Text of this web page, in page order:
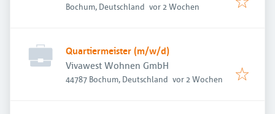
Bochum, Deutschland Veröffentlicht
vor 2 Wochen
Quartiermeister (m/w/d)
Vivawest Wohnen GmbH
44787 Bochum, Deutschland Veröffentlicht
vor 2 Wochen